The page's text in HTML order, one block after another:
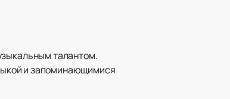
талантом.
и запоминающимися